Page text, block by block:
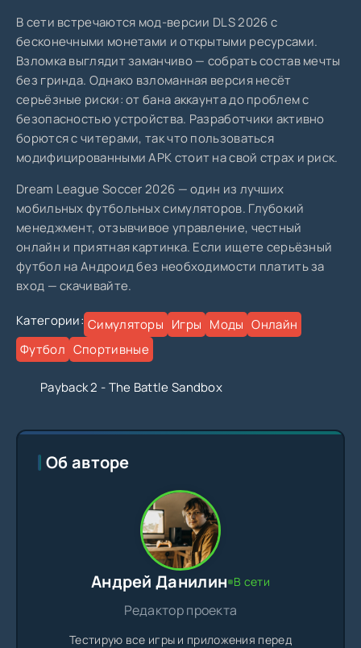
В сети встречаются мод-версии DLS 2026 с
бесконечными монетами и открытыми ресурсами.
Взломка выглядит заманчиво — собрать состав мечты
без гринда. Однако взломанная версия несёт
серьёзные риски: от бана аккаунта до проблем с
безопасностью устройства. Разработчики активно
борются с читерами, так что пользоваться
модифицированными APK стоит на свой страх и риск.
Dream League Soccer 2026 — один из лучших
мобильных футбольных симуляторов. Глубокий
менеджмент, отзывчивое управление, честный
онлайн и приятная картинка. Если ищете серьёзный
футбол на Андроид без необходимости платить за
вход — скачивайте.
Категории: Симуляторы Игры Моды Онлайн
Футбол Спортивные
Payback 2 - The Battle Sandbox
Об авторе
Андрей Данилин В сети
Редактор проекта
Тестирую все игры и приложения перед